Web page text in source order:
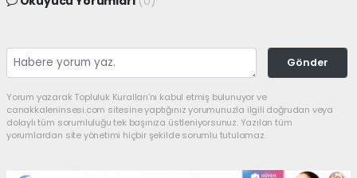
Gönder
Yorum yazarak Topluluk Kuralları’nı kabul etmiş bulunuyor ve
canakkaleninsesi.com sitesine yaptığınız yorumunuzla ilgili doğrudan veya
dolaylı tüm sorumluluğu tek başınıza üstleniyorsunuz. Yazılan tüm
yorumlardan site yönetimi hiçbir şekilde sorumlu tutulamaz.